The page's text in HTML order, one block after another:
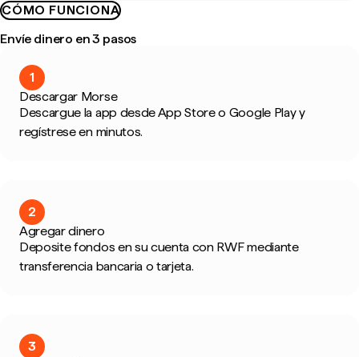
CÓMO FUNCIONA
Envíe dinero en 3 pasos
1
Descargar Morse
Descargue la app desde App Store o Google Play y
regístrese en minutos.
2
Agregar dinero
Deposite fondos en su cuenta con RWF mediante
transferencia bancaria o tarjeta.
3